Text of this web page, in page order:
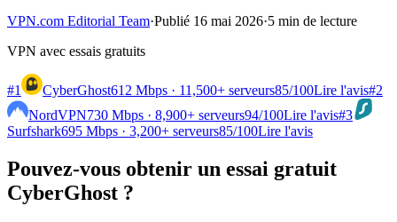
VPN.com Editorial Team·Publié 16 mai 2026·5 min de lecture
VPN avec essais gratuits
#1 CyberGhost612 Mbps · 11,500+ serveurs85/100Lire l'avis#2
NordVPN730 Mbps · 8,900+ serveurs94/100Lire l'avis#3
Surfshark695 Mbps · 3,200+ serveurs85/100Lire l'avis
Pouvez-vous obtenir un essai gratuit
CyberGhost ?